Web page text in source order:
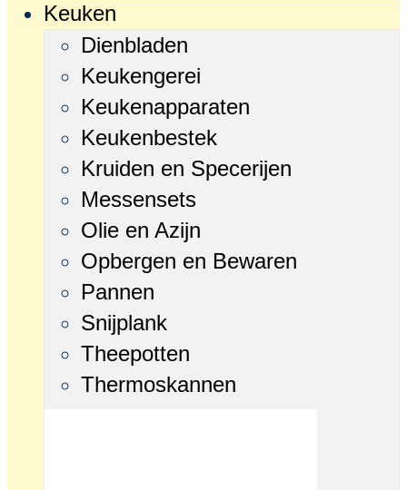
Keuken
Dienbladen
Keukengerei
Keukenapparaten
Keukenbestek
Kruiden en Specerijen
Messensets
Olie en Azijn
Opbergen en Bewaren
Pannen
Snijplank
Theepotten
Thermoskannen